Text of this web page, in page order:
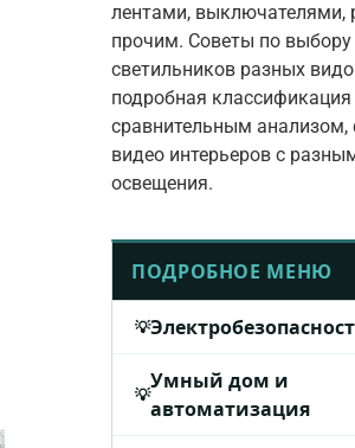
лентами, выключателями,
прочим. Советы по выбору
светильников разных
подробная классификация
сравнительным анализом,
видео интерьеров с
освещения.
ПОДРОБНОЕ МЕНЮ
Умный дом и
автоматизация